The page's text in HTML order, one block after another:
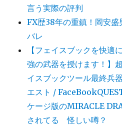
言う実際の評判
FX歴38年の重鎮！岡安盛
バレ
【フェイスブックを快適
強の武器を授けます！】
イスブックツール最終兵
エスト /
ケージ版のMIRACLE
されてる 怪しい噂？